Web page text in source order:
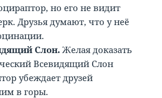
но его не видит
Друзья думают, что у неё
Слон. Желая доказать
Всевидящий Слон
убеждает друзей
в горы.